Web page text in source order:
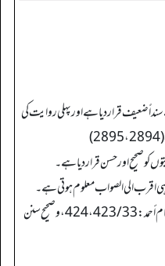
ضعیف قرار دیا ہے اور پہلی روایت کی
کو صحیح اور حسن قراردیا ہے۔
اقرب الی الصواب معلوم ہوتی ہے۔
تفصیل کے لیے دیکھئے: (الموسوعة الحدیثیة مسند الإمام أحمد: 33/ 423، 424، وصحیح سنن